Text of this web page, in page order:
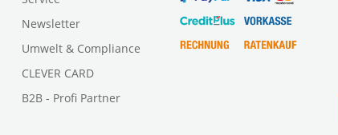
Newsletter
Umwelt & Compliance
CLEVER CARD
B2B - Profi Partner